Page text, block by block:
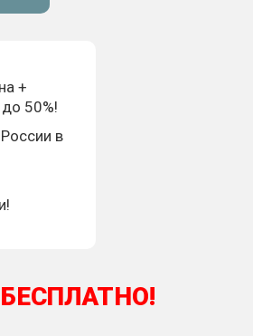
+
50%!
в
БЕСПЛАТНО!